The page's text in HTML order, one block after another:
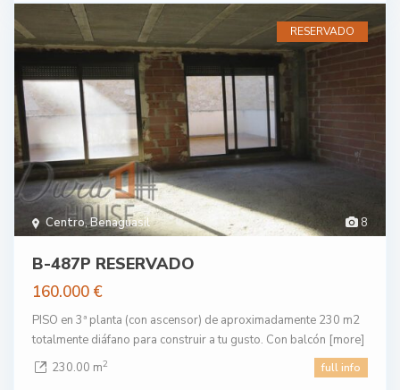
8
Centro,Benaguasil
RESERVADO
B-487P RESERVADO
160.000 €
PISO en 3ª planta (con ascensor) de aproximadamente 230 m2
totalmente diáfano para construir a tu gusto. Con balcón [more]
230.00 m2 full info